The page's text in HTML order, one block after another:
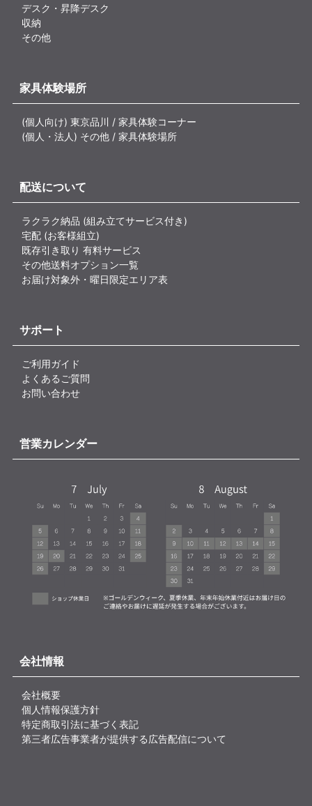
デスク・昇降デスク
収納
その他
家具体験場所
(個人向け) 東京品川 / 家具体験コーナー
(個人・法人) その他 / 家具体験場所
配送について
ラクラク納品 (組み立てサービス付き)
宅配 (お客様組立)
既存引き取り 有料サービス
その他送料オプション一覧
お届け対象外・曜日限定エリア表
サポート
ご利用ガイド
よくあるご質問
お問い合わせ
営業カレンダー
会社情報
会社概要
個人情報保護方針
特定商取引法に基づく表記
第三者広告事業者が提供する広告配信について